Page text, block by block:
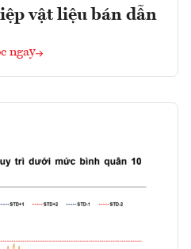
vật liệu bán dẫn
ngay